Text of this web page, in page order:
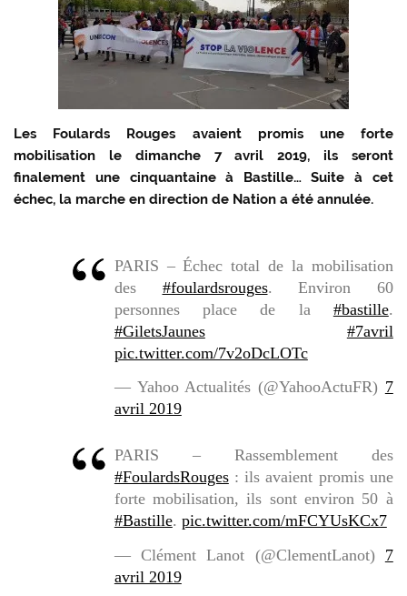
Les Foulards Rouges avaient promis une forte
mobilisation le dimanche 7 avril 2019, ils seront
finalement une cinquantaine à Bastille… Suite à cet
échec, la marche en direction de Nation a été annulée.
PARIS – Échec total de la mobilisation
des #foulardsrouges. Environ 60
personnes place de la #bastille.
#GiletsJaunes
#7avril
pic.twitter.com/7v2oDcLOTc
— Yahoo Actualités (@YahooActuFR) 7
avril 2019
PARIS – Rassemblement des
#FoulardsRouges: ils avaient promis une
forte mobilisation, ils sont environ 50 à
#Bastille. pic.twitter.com/mFCYUsKCx7
— Clément Lanot (@ClementLanot) 7
avril 2019